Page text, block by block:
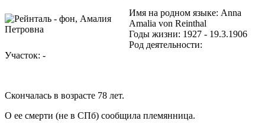
Имя на родном языке: Anna
Amalia von Reinthal
Годы жизни: 1927 - 19.3.1906
Род деятельности:
Участок: -
Скончалась в возрасте 78 лет.
О ее смерти (не в СПб) сообщила племянница.